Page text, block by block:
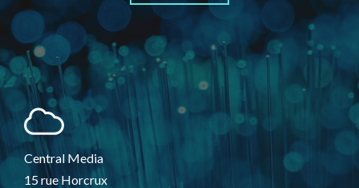
Central Media
15 rue Horcrux